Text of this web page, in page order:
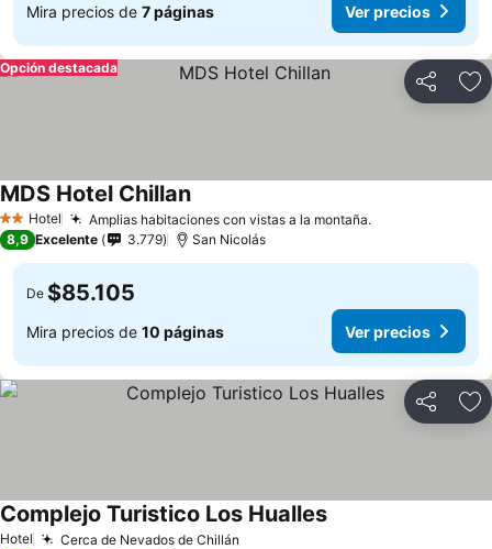
Mira precios de 7 páginas Ver precios
Compartir
Opción destacada
2 Estrellas
Hotel Amplias habitaciones con vistas a la montaña.
MDS Hotel Chillan
8,9 Excelente 3.779 San Nicolás
De $85.105
Mira precios de 10 páginas Ver precios
Compartir
Hotel Cerca de Nevados de Chillán
Complejo Turistico Los Hualles